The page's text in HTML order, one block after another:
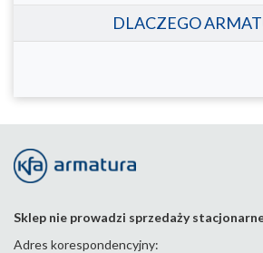
DLACZEGO
Sklep nie prowadzi sprzedaży
Adres korespondencyjny: